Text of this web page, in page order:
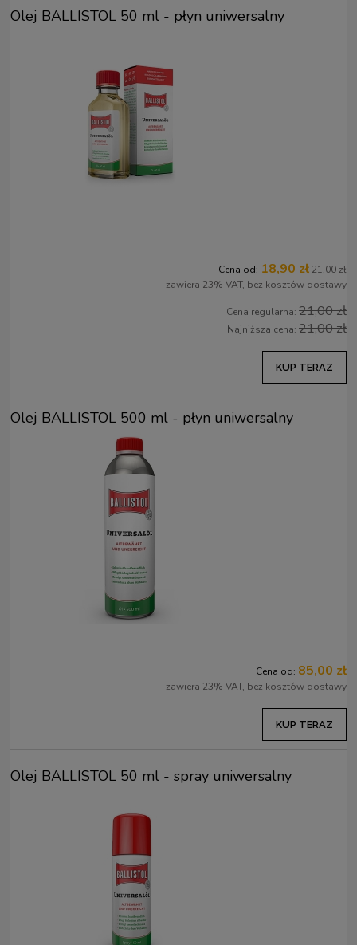
Olej BALLISTOL 50 ml - płyn uniwersalny
Cena od: 18,90 zł21,00 zł
zawiera 23% VAT, bez kosztów dostawy
Cena regularna: 21,00 zł
Najniższa cena: 21,00 zł
KUP TERAZ
Olej BALLISTOL 500 ml - płyn uniwersalny
Cena od: 85,00 zł
zawiera 23% VAT, bez kosztów dostawy
KUP TERAZ
Olej BALLISTOL 50 ml - spray uniwersalny